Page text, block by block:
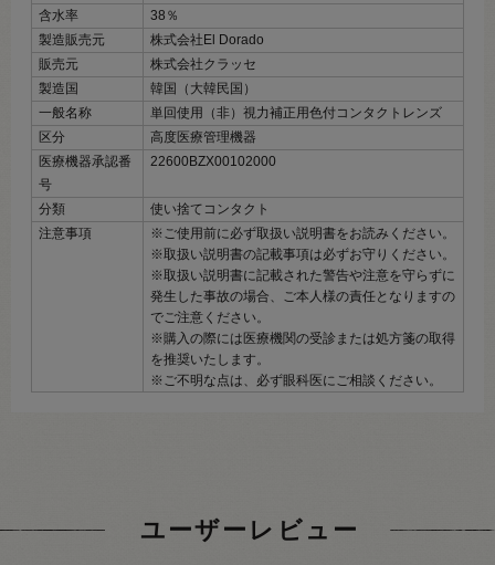
含水率
38％
製造販売元
株式会社El Dorado
販売元
株式会社クラッセ
製造国
韓国（大韓民国）
一般名称
単回使用（非）視力補正用色付コンタクトレンズ
区分
高度医療管理機器
医療機器承認番
号
22600BZX00102000
分類
使い捨てコンタクト
注意事項
※ご使用前に必ず取扱い説明書をお読みください。
※取扱い説明書の記載事項は必ずお守りください。
※取扱い説明書に記載された警告や注意を守らずに
発生した事故の場合、ご本人様の責任となりますの
でご注意ください。
※購入の際には医療機関の受診または処方箋の取得
を推奨いたします。
※ご不明な点は、必ず眼科医にご相談ください。
ユーザーレビュー